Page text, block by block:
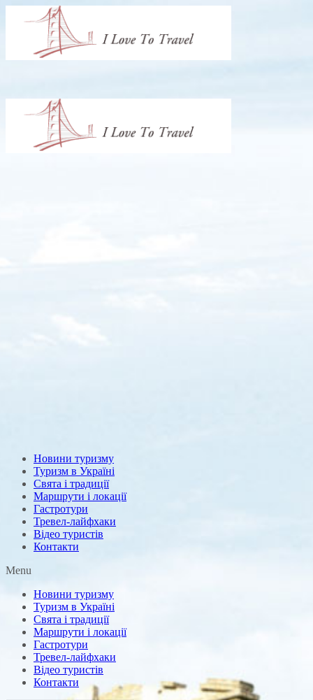
Новини туризму
Туризм в Україні
Свята і традиції
Маршрути і локації
Гастротури
Тревел-лайфхаки
Відео туристів
Контакти
Menu
Новини туризму
Туризм в Україні
Свята і традиції
Маршрути і локації
Гастротури
Тревел-лайфхаки
Відео туристів
Контакти